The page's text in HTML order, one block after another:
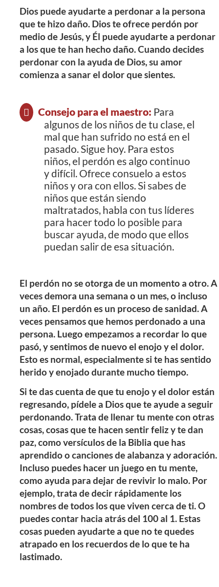
Dios puede ayudarte a perdonar a la persona
que te hizo daño. Dios te ofrece perdón por
medio de Jesús, y Él puede ayudarte a perdonar
a los que te han hecho daño. Cuando decides
perdonar con la ayuda de Dios, su amor
comienza a sanar el dolor que sientes.
Consejo para el maestro: Para
algunos de los niños de tu clase, el
mal que han sufrido no está en el
pasado. Sigue hoy. Para estos
niños, el perdón es algo continuo
y difícil. Ofrece consuelo a estos
niños y ora con ellos. Si sabes de
niños que están siendo
maltratados, habla con tus líderes
para hacer todo lo posible para
buscar ayuda, de modo que ellos
puedan salir de esa situación.
El perdón no se otorga de un momento a otro. A
veces demora una semana o un mes, o incluso
un año. El perdón es un proceso de sanidad. A
veces pensamos que hemos perdonado a una
persona. Luego empezamos a recordar lo que
pasó, y sentimos de nuevo el enojo y el dolor.
Esto es normal, especialmente si te has sentido
herido y enojado durante mucho tiempo.
Si te das cuenta de que tu enojo y el dolor están
regresando, pídele a Dios que te ayude a seguir
perdonando. Trata de llenar tu mente con otras
cosas, cosas que te hacen sentir feliz y te dan
paz, como versículos de la Biblia que has
aprendido o canciones de alabanza y adoración.
Incluso puedes hacer un juego en tu mente,
como ayuda para dejar de revivir lo malo. Por
ejemplo, trata de decir rápidamente los
nombres de todos los que viven cerca de ti. O
puedes contar hacia atrás del 100 al 1. Estas
cosas pueden ayudarte a que no te quedes
atrapado en los recuerdos de lo que te ha
lastimado.